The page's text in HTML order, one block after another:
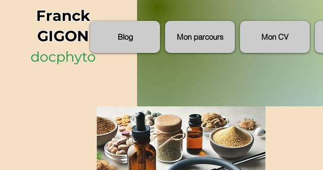
Franck
GIGON
docphyto
Blog Mon parcours Mon CV